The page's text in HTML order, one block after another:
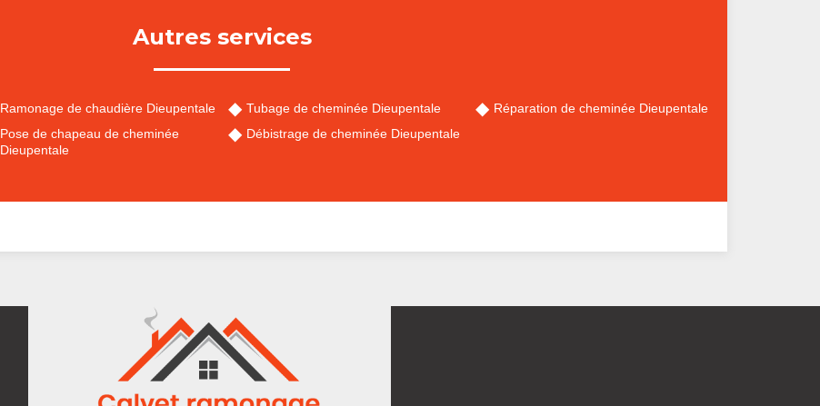
Autres services
Ramonage de chaudière Dieupentale
Pose de chapeau de cheminée
Dieupentale
Tubage de cheminée Dieupentale
Débistrage de cheminée Dieupentale
Réparation de cheminée Dieupentale